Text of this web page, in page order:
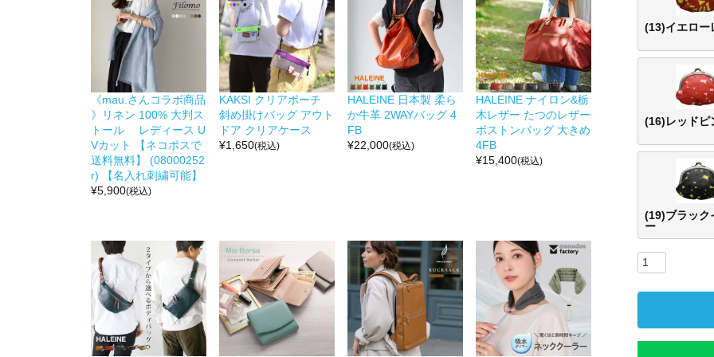
《mau.さんコラボ商品
》リネン 100% 大判ス
トール レディース U
Vカット 【ネコポスで
送料無料】 (08000252
r) 【名入れ刺繍可能】
¥5,900(税込)
KAKSI クリアポーチ
斜め掛けバッグ アウト
ドア クリアケース
¥1,650(税込)
HALEINE 日本製 柔ら
か牛革 2WAYバッグ 4
FB
¥22,000(税込)
HALEINE ナイロン&栃
木レザー たつのレザー
ボストンバッグ 大きめ
4FB
¥15,400(税込)
(13)イエロー
(16)レッドピ
(19)ブラック
ー